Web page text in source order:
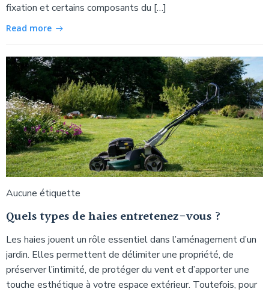
fixation et certains composants du […]
Read more
Aucune étiquette
Quels types de haies entretenez-vous ?
Les haies jouent un rôle essentiel dans l’aménagement d’un
jardin. Elles permettent de délimiter une propriété, de
préserver l’intimité, de protéger du vent et d’apporter une
touche esthétique à votre espace extérieur. Toutefois, pour